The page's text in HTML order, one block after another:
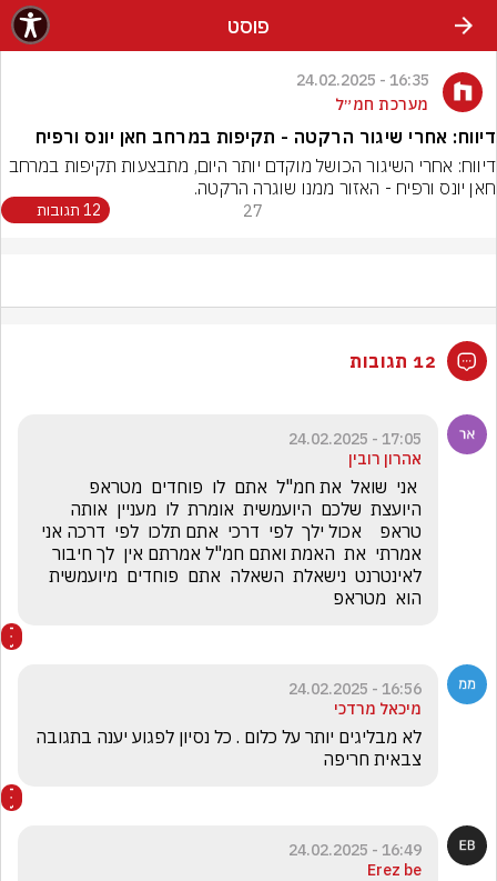
פוסט
16:35 - 24.02.2025
מערכת חמ״ל
דיווח: אחרי שיגור הרקטה - תקיפות במרחב חאן יונס ורפיח
חאן יונס ורפיח - האזור ממנו שוגרה הרקטה.
27 12 תגובות
12 תגובות
17:05 - 24.02.2025
אהרון רובין
הוא  מטראפ
16:56 - 24.02.2025
מיכאל מרדכי
צבאית חריפה
16:49 - 24.02.2025
Erez be